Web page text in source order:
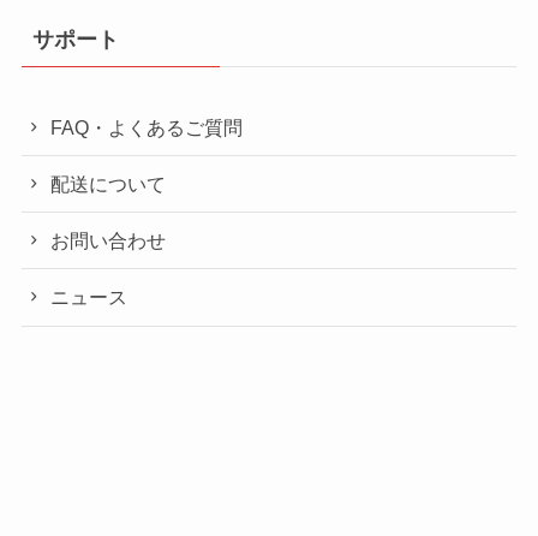
サポート
FAQ・よくあるご質問
配送について
お問い合わせ
ニュース